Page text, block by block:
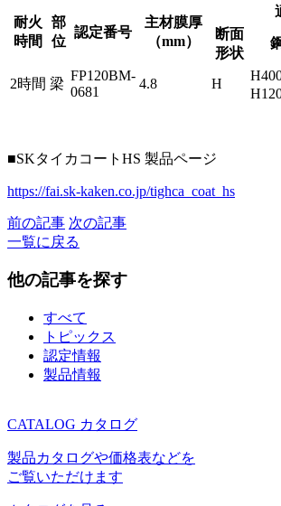
耐火
時間
部
位
認定番号
主材膜厚
（mm）
断面
形状
2時間 梁
FP120BM-
0681
4.8 H
■SKタイカコートHS 製品ページ
https://fai.sk-kaken.co.jp/tighca_coat_hs
前の記事 次の記事
一覧に戻る
他の記事を探す
すべて
トピックス
認定情報
製品情報
CATALOG カタログ
製品カタログや価格表などを
ご覧いただけます